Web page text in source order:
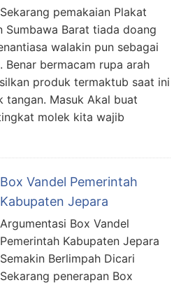
Sekarang pemakaian Plakat
Sumbawa Barat tiada doang
walakin pun sebagai
bermacam rupa arah
produk termaktub saat ini
tangan. Masuk Akal buat
molek kita wajib
Box Vandel Pemerintah
Kabupaten Jepara
Argumentasi Box Vandel
Pemerintah Kabupaten Jepara
Semakin Berlimpah Dicari
Sekarang penerapan Box